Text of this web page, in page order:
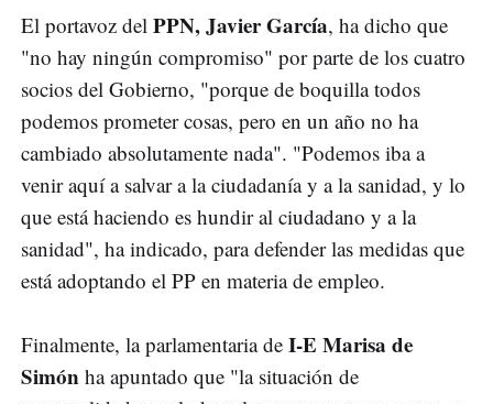
El portavoz del PPN, Javier García, ha dicho que
"no hay ningún compromiso" por parte de los cuatro
socios del Gobierno, "porque de boquilla todos
podemos prometer cosas, pero en un año no ha
cambiado absolutamente nada". "Podemos iba a
venir aquí a salvar a la ciudadanía y a la sanidad, y lo
que está haciendo es hundir al ciudadano y a la
sanidad", ha indicado, para defender las medidas que
está adoptando el PP en materia de empleo.
Finalmente, la parlamentaria de I-E Marisa de
Simón ha apuntado que "la situación de